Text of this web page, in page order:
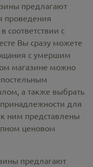
предлагают
проведения
соответствии с
Вы сразу можете
с умершим
магазине можно
постельным
а также выбрать
для
ним представлены
ценовом
предлагают